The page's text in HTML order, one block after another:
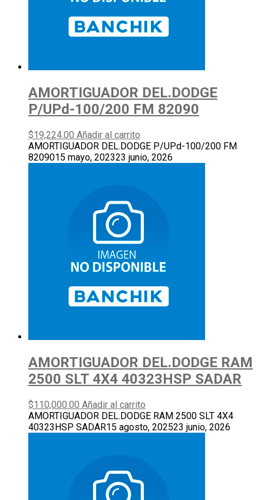
AMORTIGUADOR DEL.DODGE
P/UPd-100/200 FM 82090
$19,224.00 Añadir al carrito
AMORTIGUADOR DEL.DODGE P/UPd-100/200 FM
8209015 mayo, 202323 junio, 2026
AMORTIGUADOR DEL.DODGE RAM
2500 SLT 4X4 40323HSP SADAR
$110,000.00 Añadir al carrito
AMORTIGUADOR DEL.DODGE RAM 2500 SLT 4X4
40323HSP SADAR15 agosto, 202523 junio, 2026